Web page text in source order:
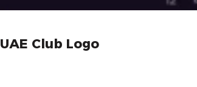
شعارات اندية الدوري الاماراتي UAE Club Logo